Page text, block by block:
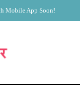
Mobile App Soon!